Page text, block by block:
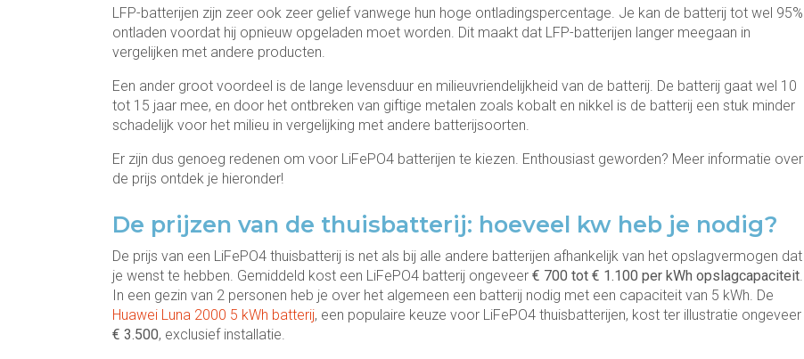
LFP-batterijen zijn zeer ook zeer gelief vanwege hun hoge ontladingspercentage. Je kan de batterij tot wel 95%
ontladen voordat hij opnieuw opgeladen moet worden. Dit maakt dat LFP-batterijen langer meegaan in
vergelijken met andere producten.
Een ander groot voordeel is de lange levensduur en milieuvriendelijkheid van de batterij. De batterij gaat wel 10
tot 15 jaar mee, en door het ontbreken van giftige metalen zoals kobalt en nikkel is de batterij een stuk minder
schadelijk voor het milieu in vergelijking met andere batterijsoorten.
Er zijn dus genoeg redenen om voor LiFePO4 batterijen te kiezen. Enthousiast geworden? Meer informatie over
de prijs ontdek je hieronder!
De prijzen van de thuisbatterij: hoeveel kw heb je nodig?
De prijs van een LiFePO4 thuisbatterij is net als bij alle andere batterijen afhankelijk van het opslagvermogen dat
je wenst te hebben. Gemiddeld kost een LiFePO4 batterij ongeveer € 700 tot € 1.100 per kWh opslagcapaciteit.
In een gezin van 2 personen heb je over het algemeen een batterij nodig met een capaciteit van 5 kWh. De
Huawei Luna 2000 5 kWh batterij, een populaire keuze voor LiFePO4 thuisbatterijen, kost ter illustratie ongeveer
€ 3.500, exclusief installatie.